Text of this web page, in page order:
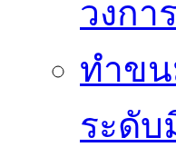
วงกา
ทำขน
ระดับ